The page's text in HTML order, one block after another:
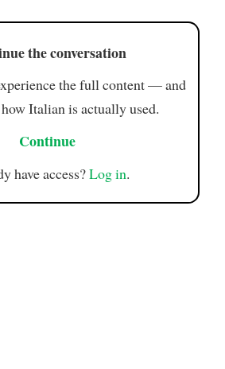
the conversation
the full content — and
Italian is actually used.
Continue
have access?Log in.